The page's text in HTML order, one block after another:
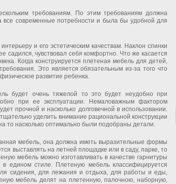
требованиям. По этим требованиям должна
все современные потребности и была бы удобной для
и его эстетическим качествам. Наклон спинки
садился, чувствовал себя комфортно. Что же касается
Когда конструируется плетеная мебель для детей,
Это является обязательным из-за того что
развитие ребенка.
будет очень тяжелой то это будет неудобно при
при ее эксплуатации. Немаловажным фактором
прочной и насколько долговечной в использовании.
уделить внимание рациональной конструкции
то насколько оптимально были подобраны детали.
мебель, она должна иметь выразительные формы
выставлять на летней площадке или в саду, парке, то
мебель можно изготавливать в качестве гарнитуры
едином стиле. Плетеную мебель классифицируется
сидения, для лежания и отдыха, для работы и еды,
мебель делят на плетенную, палочною, наборную,